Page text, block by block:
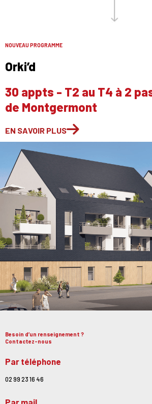
NOUVEAU PROGRAMME
Orki’d
30 appts - T2 au T4 à 2
de Montgermont
EN SAVOIR PLUS
Besoin d’un renseignement ?
Contactez-nous
Par téléphone
02 99 23 16 46
Par mail